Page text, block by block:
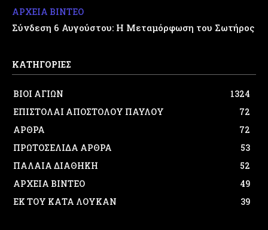
ΑΡΧΕΙΑ ΒΙΝΤΕΟ
Σύνδεση 6 Αυγούστου: Η Μεταμόρφωση του Σωτήρος
ΚΑΤΗΓΟΡΙΕΣ
ΒΙΟΙ ΑΓΙΩΝ
1324
ΕΠΙΣΤΟΛΑΙ ΑΠΟΣΤΟΛΟΥ ΠΑΥΛΟΥ
72
ΑΡΘΡΑ
72
ΠΡΩΤΟΣΕΛΙΔΑ ΑΡΘΡΑ
53
ΠΑΛΑΙΑ ΔΙΑΘΗΚΗ
52
ΑΡΧΕΙΑ ΒΙΝΤΕΟ
49
ΕΚ ΤΟΥ ΚΑΤΑ ΛΟΥΚΑΝ
39